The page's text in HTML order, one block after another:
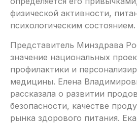
физической активности,
психологическим состоянием.
Представитель Минздрава
значение национальных
профилактики и
медицины. Елена
рассказала о развитии
безопасности, качестве
рынка здорового питания.